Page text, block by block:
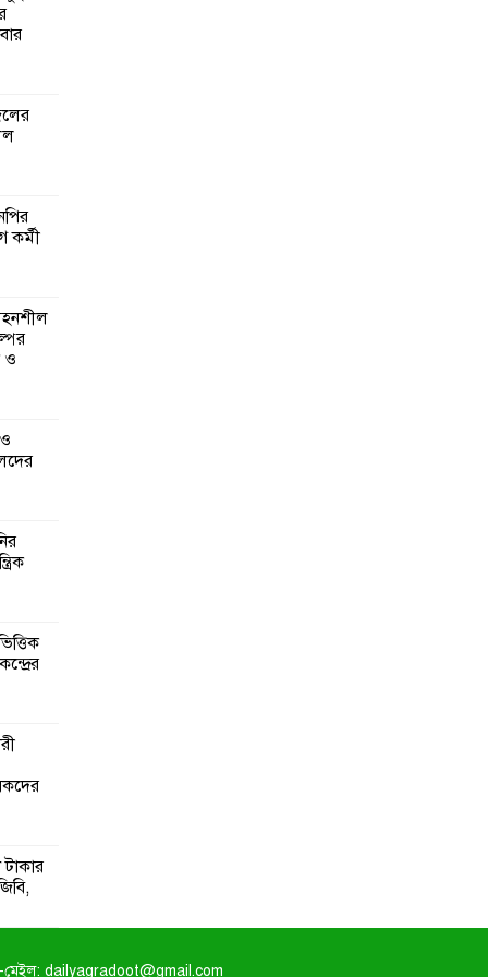
কর্মী
ও
মেইল: dailyagradoot@gmail.com